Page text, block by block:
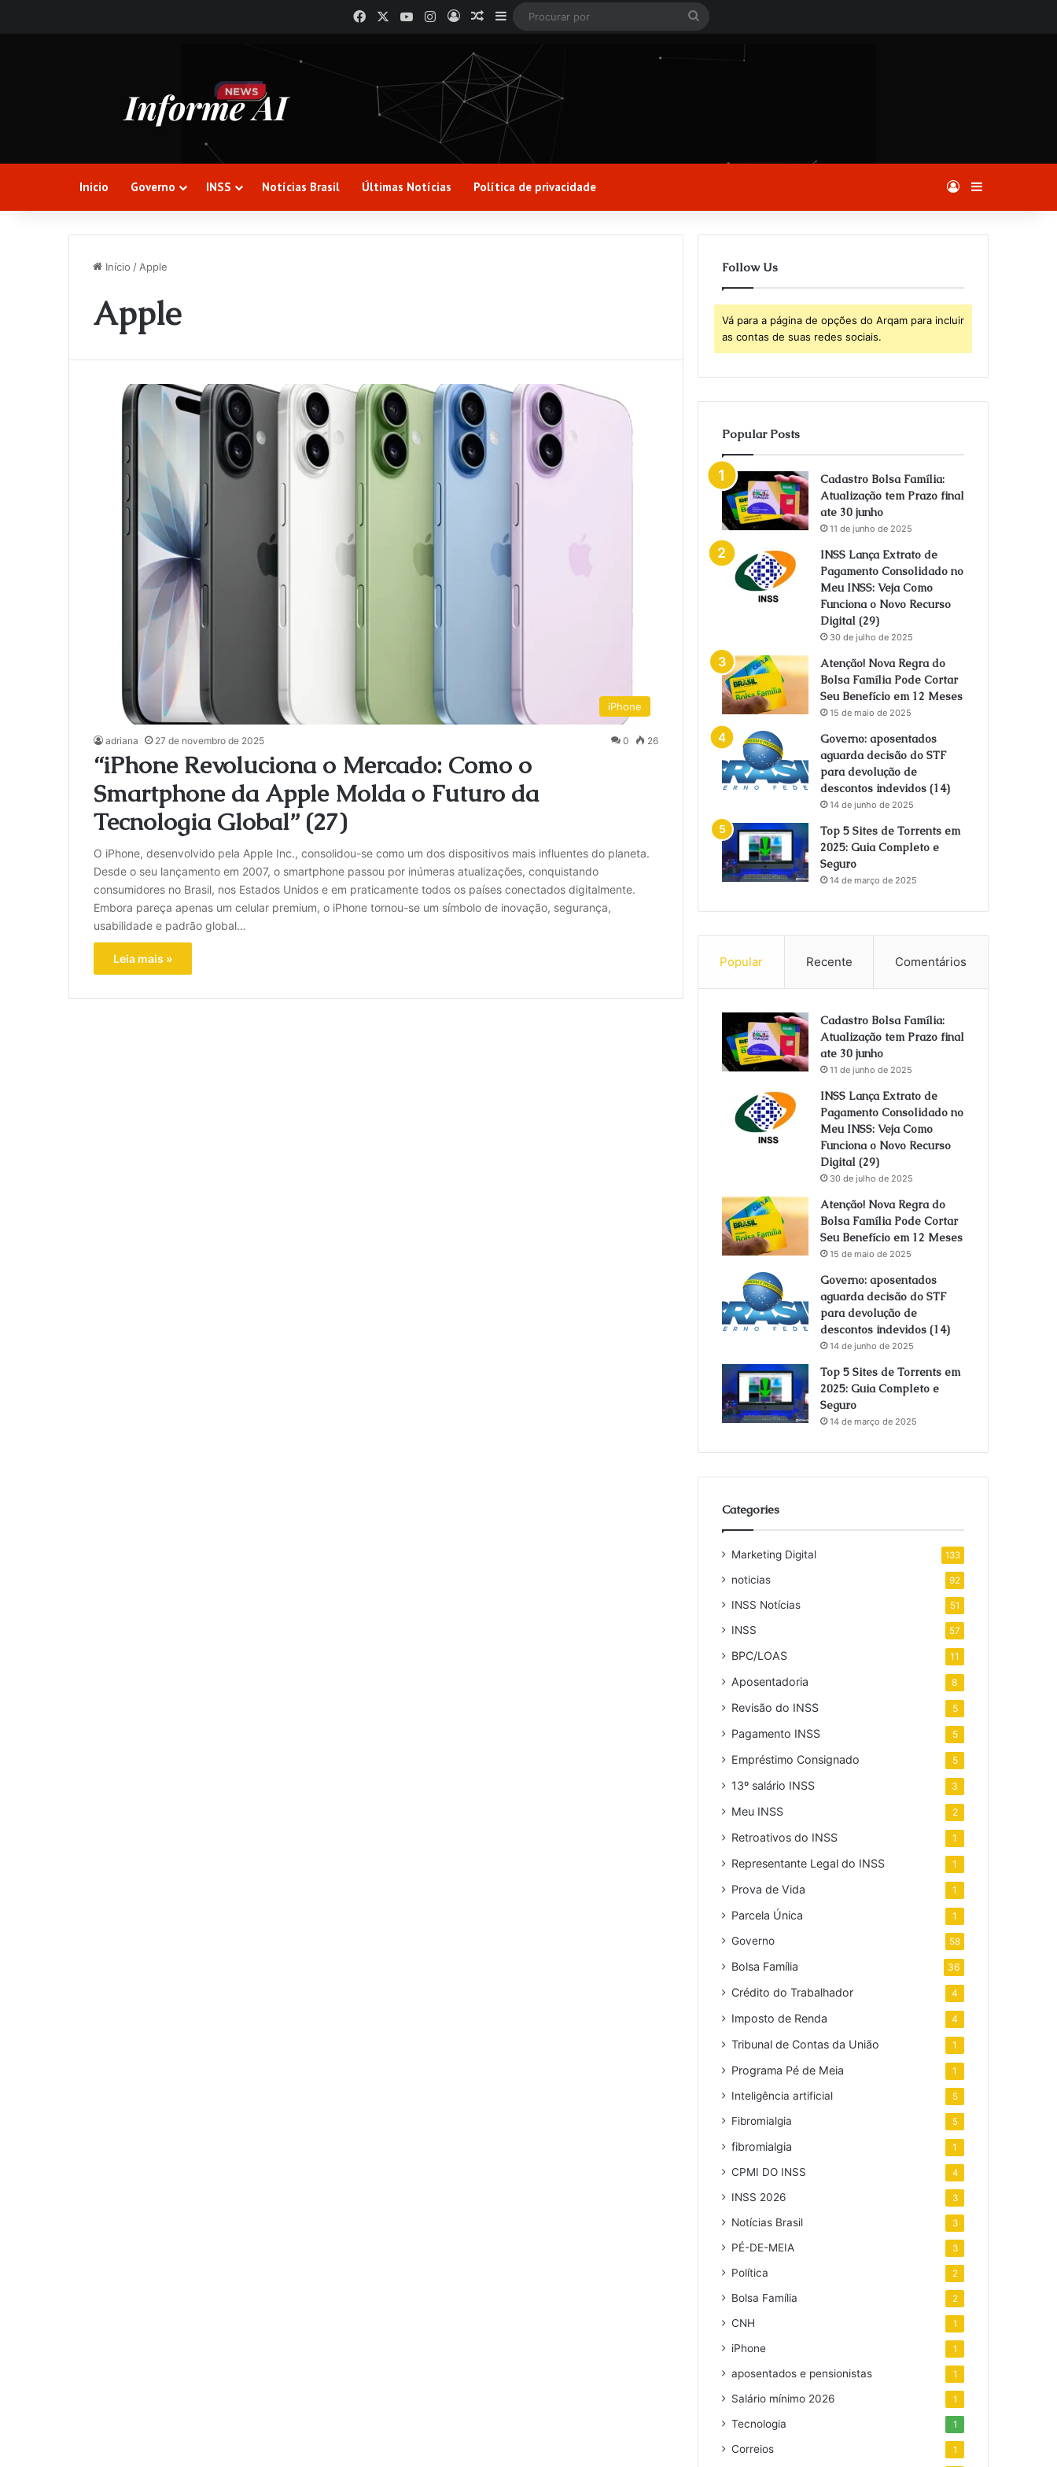
Facebook YouTubeInstagram
EntrarArtigo aleatório
Barra Lateral
Inicio Governo INSS Notícias Brasil Últimas Notícias Política de privacidade Entrar
Início / Apple
Apple
iPhone
adriana 27 de novembro de 2025 0 26
“iPhone Revoluciona o Mercado: Como o
Smartphone da Apple Molda o Futuro da
Tecnologia Global” (27)
O iPhone, desenvolvido pela Apple Inc., consolidou-se como um dos dispositivos mais influentes do planeta.
Desde o seu lançamento em 2007, o smartphone passou por inúmeras atualizações, conquistando
consumidores no Brasil, nos Estados Unidos e em praticamente todos os países conectados digitalmente.
Embora pareça apenas um celular premium, o iPhone tornou-se um símbolo de inovação, segurança,
usabilidade e padrão global…
Leia mais »
Follow Us
Vá para a página de opções do Arqam para incluir
as contas de suas redes sociais.
Popular Posts
Cadastro Bolsa Família:
Atualização tem Prazo final
ate 30 junho
11 de junho de 2025
INSS Lança Extrato de
Pagamento Consolidado no
Meu INSS: Veja Como
Funciona o Novo Recurso
Digital (29)
30 de julho de 2025
Atenção! Nova Regra do
Bolsa Família Pode Cortar
Seu Benefício em 12 Meses
15 de maio de 2025
Governo: aposentados
aguarda decisão do STF
para devolução de
descontos indevidos (14)
14 de junho de 2025
Top 5 Sites de Torrents em
2025: Guia Completo e
Seguro
14 de março de 2025
Popular Recente Comentários
Cadastro Bolsa Família:
Atualização tem Prazo final
ate 30 junho
11 de junho de 2025
INSS Lança Extrato de
Pagamento Consolidado no
Meu INSS: Veja Como
Funciona o Novo Recurso
Digital (29)
30 de julho de 2025
Atenção! Nova Regra do
Bolsa Família Pode Cortar
Seu Benefício em 12 Meses
15 de maio de 2025
Governo: aposentados
aguarda decisão do STF
para devolução de
descontos indevidos (14)
14 de junho de 2025
Top 5 Sites de Torrents em
2025: Guia Completo e
Seguro
14 de março de 2025
Categories
Marketing Digital 133
noticias 92
INSS Notícias 51
INSS 57
BPC/LOAS 11
Aposentadoria 8
Revisão do INSS 5
Pagamento INSS 5
Empréstimo Consignado 5
13º salário INSS 3
Meu INSS 2
Retroativos do INSS 1
Representante Legal do INSS 1
Prova de Vida 1
Parcela Única 1
Governo 58
Bolsa Família 36
Crédito do Trabalhador 4
Imposto de Renda 4
Tribunal de Contas da União 1
Programa Pé de Meia 1
Inteligência artificial 5
Fibromialgia 5
fibromialgia 1
CPMI DO INSS 4
INSS 2026 3
Notícias Brasil 3
PÉ-DE-MEIA 3
Política 2
Bolsa Família 2
CNH 1
iPhone 1
aposentados e pensionistas 1
Salário mínimo 2026 1
Tecnologia 1
Correios 1